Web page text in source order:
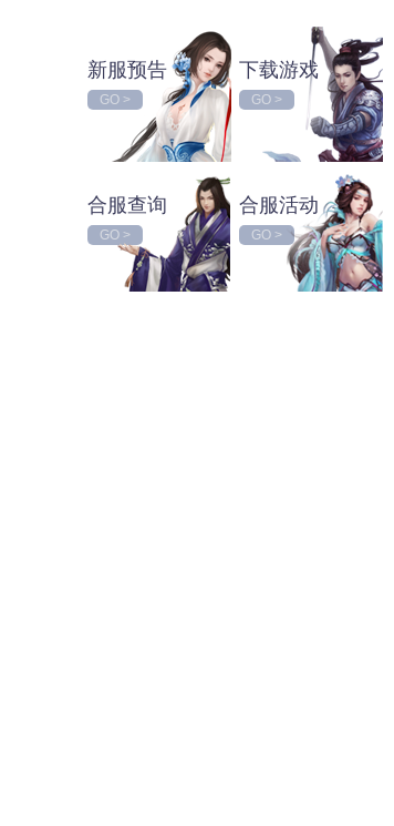
新服预告
GO >
下载游戏
GO >
合服查询
GO >
合服活动
GO >